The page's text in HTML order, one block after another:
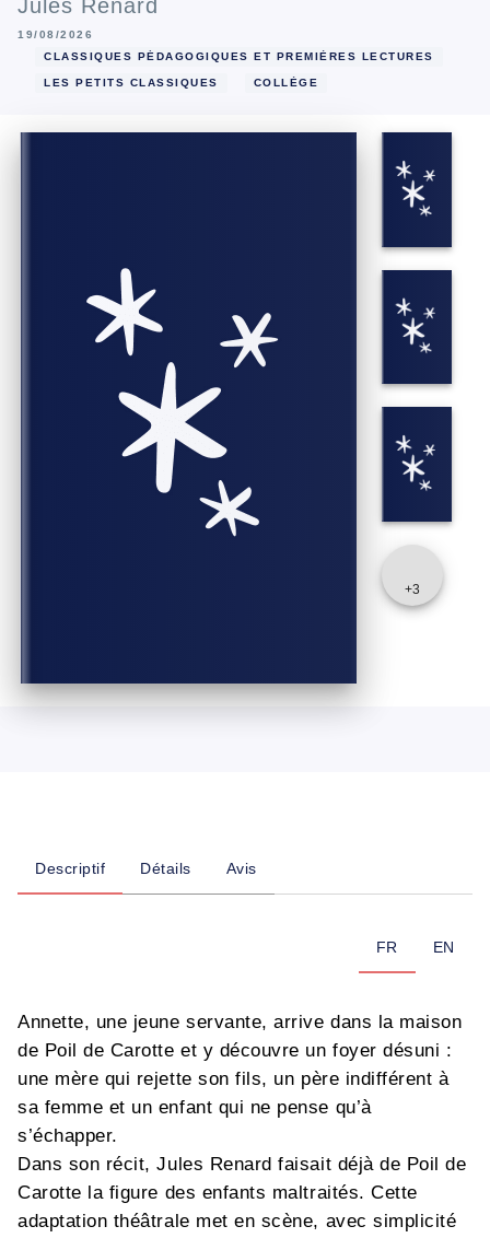
Jules Renard
19/08/2026
CLASSIQUES PÉDAGOGIQUES ET PREMIÈRES LECTURES
LES PETITS CLASSIQUES COLLÈGE
+3
Descriptif Détails Avis
FR EN
Annette, une jeune servante, arrive dans la maison
de Poil de Carotte et y découvre un foyer désuni :
une mère qui rejette son fils, un père indifférent à
sa femme et un enfant qui ne pense qu’à
s’échapper.
Dans son récit, Jules Renard faisait déjà de Poil de
Carotte la figure des enfants maltraités. Cette
adaptation théâtrale met en scène, avec simplicité